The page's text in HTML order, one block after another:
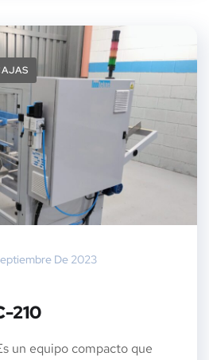
De 2023
210
un equipo compacto que